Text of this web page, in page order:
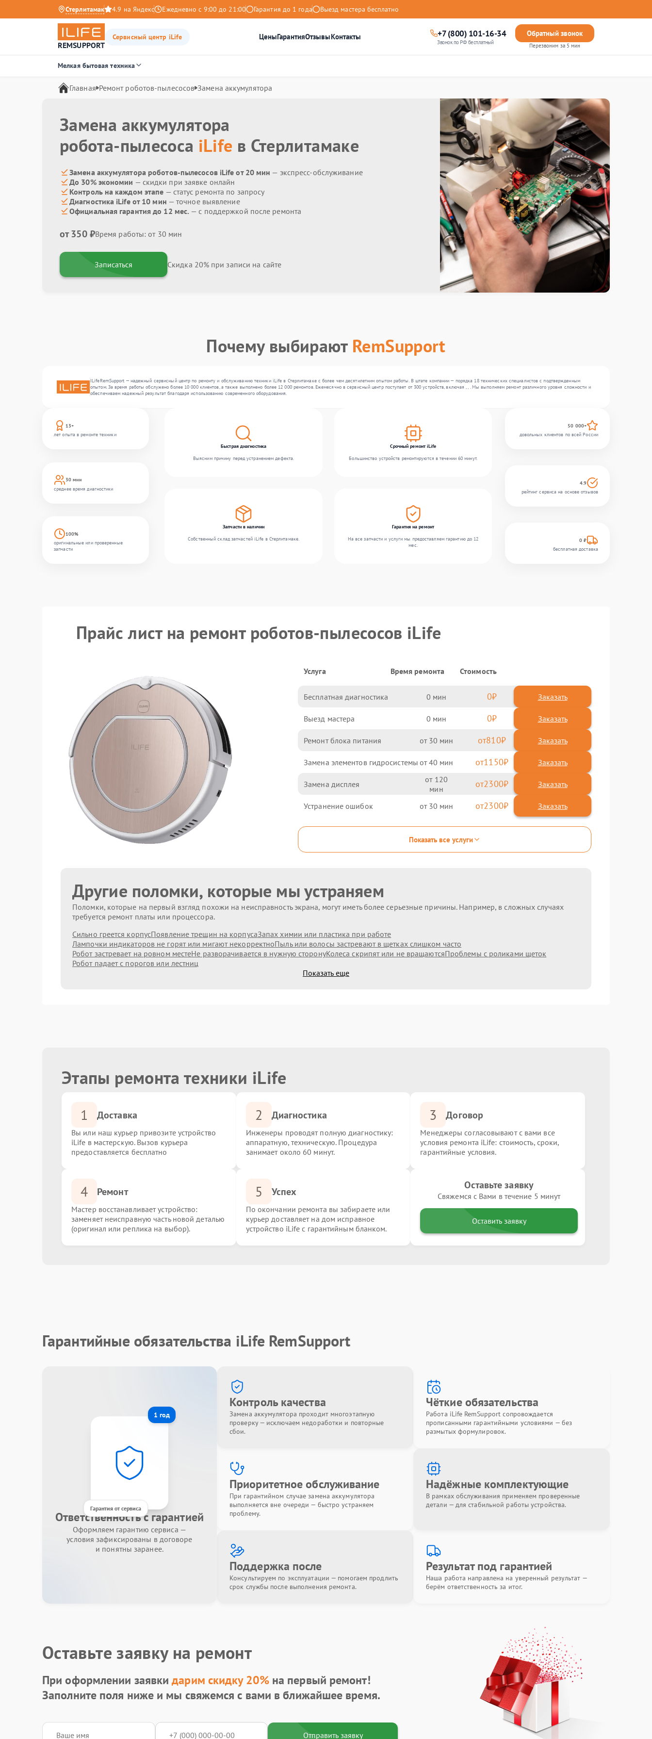
Стерлитамак 4.9 на Яндекс Ежедневно с 9:00 до 21:00 Гарантия до 1 года Выезд мастера бесплатно
REMSUPPORT
Сервисный центр iLife ЦеныГарантияОтзывыКонтакты +7 (800) 101-16-34
Звонок по РФ бесплатный
Обратный звонок
Перезвоним за 5 мин
Мелкая бытовая техника
Главная Ремонт роботов-пылесосов Замена аккумулятора
Замена аккумулятора
робота-пылесоса iLife в Стерлитамаке
Замена аккумулятора роботов-пылесосов iLife от 20 мин — экспресс-обслуживание
До 30% экономии — скидки при заявке онлайн
Контроль на каждом этапе — статус ремонта по запросу
Диагностика iLife от 10 мин — точное выявление
Официальная гарантия до 12 мес. — с поддержкой после ремонта
от 350 ₽Время работы: от 30 мин
Записаться Скидка 20% при записи на сайте
Почему выбирают RemSupport
ILifeRemSupport — надежный сервисный центр по ремонту и обслуживанию техники iLife в Стерлитамаке с более чем десятилетним опытом работы. В штате компании — порядка 18 технических специалистов с подтвержденным
опытом. За время работы обслужено более 10 000 клиентов, а также выполнено более 12 000 ремонтов. Ежемесячно в сервисный центр поступает от 300 устройств, включая , , . Мы выполняем ремонт различного уровня сложности и
обеспечиваем надежный результат благодаря использованию современного оборудования.
13+
лет опыта в ремонте техники
30 мин
среднее время диагностики
100%
оригинальные или проверенные
запчасти
Быстрая диагностика
Выясним причину перед устранением дефекта.
Срочный ремонт iLife
Большинство устройств ремонтируются в течении 60 минут.
Запчасти в наличии
Собственный склад запчастей iLife в Стерлитамаке.
Гарантия на ремонт
На все запчасти и услуги мы предоставляем гарантию до 12
мес.
50 000+
довольных клиентов по всей России
4.9
рейтинг сервиса на основе отзывов
0 ₽
бесплатная доставка
Прайс лист на ремонт роботов-пылесосов iLife
Услуга Время ремонта Стоимость
Бесплатная диагностика 0 0 Заказать
Выезд мастера 0 0 Заказать
Ремонт блока питания 30 810
Замена элементов гидросистемы 40 1150
Замена дисплея 120 2300
Устранение ошибок 30 2300
Показать все услуги
Другие поломки, которые мы устраняем
Поломки, которые на первый взгляд похожи на неисправность экрана, могут иметь более серьезные причины. Например, в сложных случаях
требуется ремонт платы или процессора.
Сильно греется корпусПоявление трещин на корпусаЗапах химии или пластика при работе
Лампочки индикаторов не горят или мигают некорректноПыль или волосы застревают в щетках слишком часто
Робот застревает на ровном местеНе разворачивается в нужную сторонуКолеса скрипят или не вращаютсяПроблемы с роликами щеток
Робот падает с порогов или лестниц
Показать еще
Этапы ремонта техники iLife
1 Доставка
Вы или наш курьер привозите устройство
iLife в мастерскую. Вызов курьера
предоставляется бесплатно
2 Диагностика
Инженеры проводят полную диагностику:
аппаратную, техническую. Процедура
занимает около 60 минут.
3 Договор
Менеджеры согласовывают с вами все
условия ремонта iLife: стоимость, сроки,
гарантийные условия.
4 Ремонт
Мастер восстанавливает устройство:
заменяет неисправную часть новой деталью
(оригинал или реплика на выбор).
5 Успех
По окончании ремонта вы забираете или
курьер доставляет на дом исправное
устройство iLife с гарантийным бланком.
Оставьте заявку
Свяжемся с Вами в течение 5 минут
Оставить заявку
Гарантийные обязательства iLife RemSupport
1 год
Гарантия от сервиса
Ответственность с гарантией
Оформляем гарантию сервиса —
условия зафиксированы в договоре
и понятны заранее.
Контроль качества
Замена аккумулятора проходит многоэтапную
проверку — исключаем недоработки и повторные
сбои.
Чёткие обязательства
Работа iLife RemSupport сопровождается
прописанными гарантийными условиями — без
размытых формулировок.
Приоритетное обслуживание
При гарантийном случае замена аккумулятора
выполняется вне очереди — быстро устраняем
проблему.
Надёжные комплектующие
В рамках обслуживания применяем проверенные
детали — для стабильной работы устройства.
Поддержка после
Консультируем по эксплуатации — помогаем продлить
срок службы после выполнения ремонта.
Результат под гарантией
Наша работа направлена на уверенный результат —
берём ответственность за итог.
Оставьте заявку на ремонт
При оформлении заявкидарим скидку 20%на первый ремонт!
Заполните поля ниже и мы свяжемся с вами в ближайшее время.
Отправить заявку